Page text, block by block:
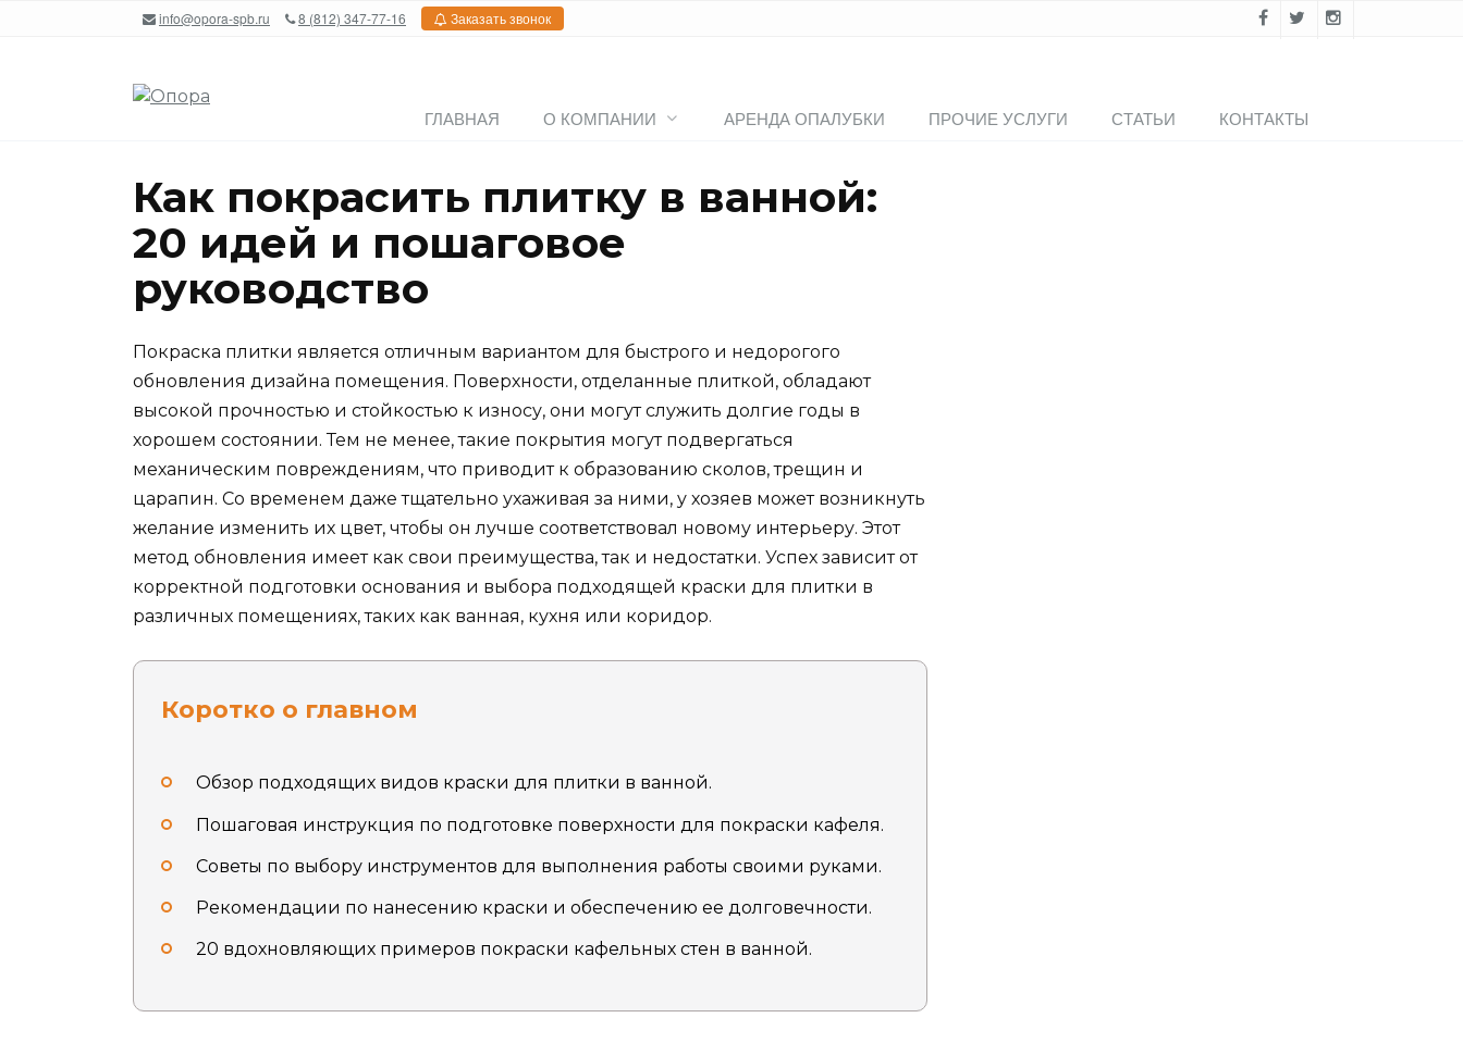
info@opora-spb.ru 8 (812) 347-77-16 Заказать звонок
ГЛАВНАЯ О КОМПАНИИ АРЕНДА ОПАЛУБКИ ПРОЧИЕ УСЛУГИ СТАТЬИ КОНТАКТЫ
Как покрасить плитку в ванной:
20 идей и пошаговое
руководство
Покраска плитки является отличным вариантом для быстрого и недорогого
обновления дизайна помещения. Поверхности, отделанные плиткой, обладают
высокой прочностью и стойкостью к износу, они могут служить долгие годы в
хорошем состоянии. Тем не менее, такие покрытия могут подвергаться
механическим повреждениям, что приводит к образованию сколов, трещин и
царапин. Со временем даже тщательно ухаживая за ними, у хозяев может возникнуть
желание изменить их цвет, чтобы он лучше соответствовал новому интерьеру. Этот
метод обновления имеет как свои преимущества, так и недостатки. Успех зависит от
корректной подготовки основания и выбора подходящей краски для плитки в
различных помещениях, таких как ванная, кухня или коридор.
Коротко о главном
Обзор подходящих видов краски для плитки в ванной.
Пошаговая инструкция по подготовке поверхности для покраски кафеля.
Советы по выбору инструментов для выполнения работы своими руками.
Рекомендации по нанесению краски и обеспечению ее долговечности.
20 вдохновляющих примеров покраски кафельных стен в ванной.